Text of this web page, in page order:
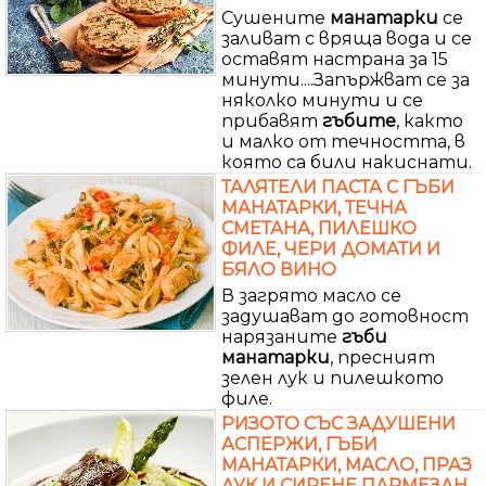
Сушените манатарки се
заливат с вряща вода и се
оставят настрана за 15
минути....Запържват се за
няколко минути и се
прибавят гъбите, както
и малко от течността, в
която са били накиснати.
ТАЛЯТЕЛИ ПАСТА С ГЪБИ
МАНАТАРКИ, ТЕЧНА
СМЕТАНА, ПИЛЕШКО
ФИЛЕ, ЧЕРИ ДОМАТИ И
БЯЛО ВИНО
В загрято масло се
задушават до готовност
нарязаните гъби
манатарки, пресният
зелен лук и пилешкото
филе.
РИЗОТО СЪС ЗАДУШЕНИ
АСПЕРЖИ, ГЪБИ
МАНАТАРКИ, МАСЛО, ПРАЗ